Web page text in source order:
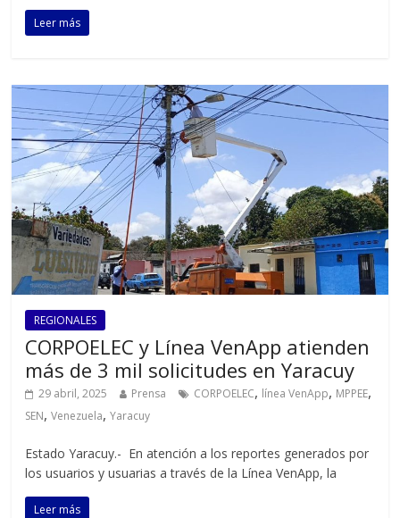
Leer más
REGIONALES
CORPOELEC y Línea VenApp atienden
más de 3 mil solicitudes en Yaracuy
29 abril, 2025 Prensa CORPOELEC, línea VenApp, MPPEE,
SEN,Venezuela,Yaracuy
Estado Yaracuy.- En atención a los reportes generados por
los usuarios y usuarias a través de la Línea VenApp, la
Leer más